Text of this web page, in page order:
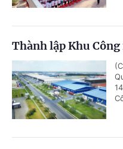
Thành lập Khu